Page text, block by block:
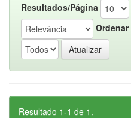
Resultados/Página
Ordenar
Resultado 1-1 de 1.